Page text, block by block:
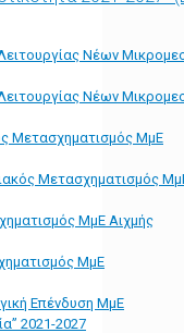
Νέων
Νέων
Μετασχηματισμός ΜμΕ
Μετασχηματισμός
ΜμΕ Αιχμής
ΜμΕ
Επένδυση ΜμΕ
2021-2027